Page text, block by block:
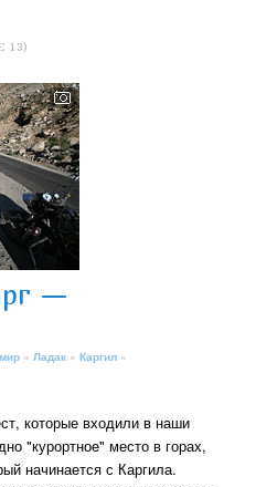
13)
—
»Ладак »Каргил »
которые входили в наши
"курортное" место в горах,
начинается с Каргила.